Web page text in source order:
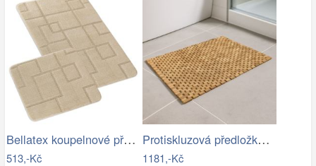
Bellatex koupelnové předložky SADA BANY…
513,-Kč
Protiskluzová předložka do koupelny,…
1181,-Kč